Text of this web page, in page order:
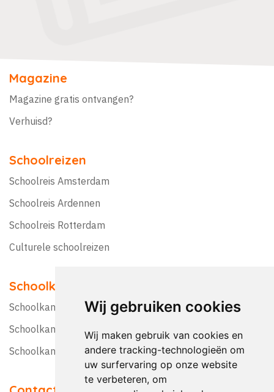
Wij gebruiken cookies
Wij maken gebruik van cookies en
andere tracking-technologieën om
uw surfervaring op onze website
te verbeteren, om
Magazine
Magazine gratis ontvangen?
Verhuisd?
Schoolreizen
Schoolreis Amsterdam
Schoolreis Ardennen
Schoolreis Rotterdam
Culturele schoolreizen
Schoolkampen
Schoolkamp Nederland
Schoolkamp België
Schoolkamptips